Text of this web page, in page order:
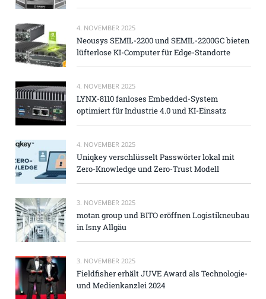
4. NOVEMBER 2025
Neousys SEMIL-2200 und SEMIL-2200GC bieten
lüfterlose KI-Computer für Edge-Standorte
4. NOVEMBER 2025
LYNX-8110 fanloses Embedded-System
optimiert für Industrie 4.0 und KI-Einsatz
4. NOVEMBER 2025
Uniqkey verschlüsselt Passwörter lokal mit
Zero-Knowledge und Zero-Trust Modell
3. NOVEMBER 2025
motan group und BITO eröffnen Logistikneubau
in Isny Allgäu
3. NOVEMBER 2025
Fieldfisher erhält JUVE Award als Technologie-
und Medienkanzlei 2024